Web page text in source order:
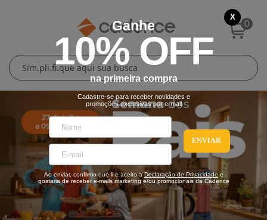
0
X
Ganhe
10% OFF
na primeira compra
Cadastre-se para receber novidades e
promoções exclusivas por e-mail
ENVIAR
Ao enviar, confirmo que li e aceito aDeclaração de Privacidade e
gostaria de receber e-mails marketing e/ou promocionais da Cadence
Cozinha
Blenders
Liquidificadores
Grills e Sanduicheiras
Chaleiras Elétricas
Cafeteiras
Lar
Ferros e Passadeiras
Conforto Térmico
Aquecedores
Climatizadores
Ventiladores
Cuidados Pessoais
Escovas Secadoras
Secadores
Cortadores de Cabelo
Pranchas